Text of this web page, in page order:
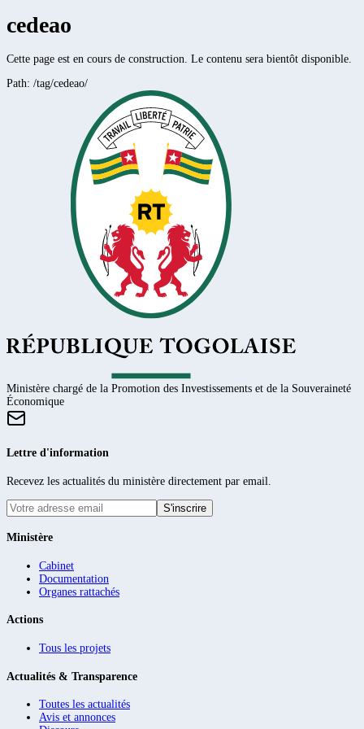
cedeao
Cette page est en cours de construction. Le contenu sera bientôt disponible.
Path: /tag/cedeao/
Ministère chargé de la Promotion des Investissements et de la Souveraineté
Économique
Lettre d'information
Recevez les actualités du ministère directement par email.
S'inscrire
Ministère
Cabinet
Documentation
Organes rattachés
Actions
Tous les projets
Actualités & Transparence
Toutes les actualités
Avis et annonces